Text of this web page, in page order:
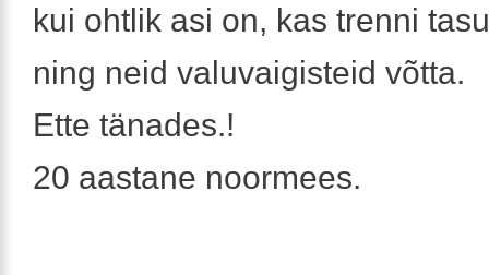
kui ohtlik asi on, kas trenni
ning neid valuvaigisteid võtta.
Ette tänades.!
20 aastane noormees.